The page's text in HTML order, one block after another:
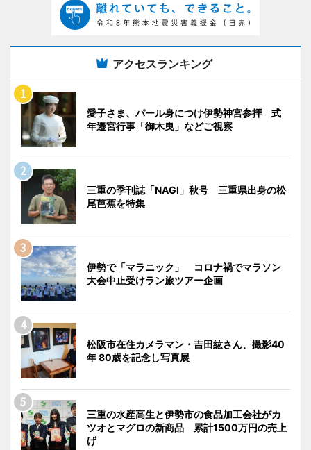
アクセスランキング
愛子さま、パール身につけ伊勢神宮参拝 式
年遷宮行事「御木曳」などご視察
三重の季刊誌「NAGI」秋号 三重県出身の松
尾芭蕉を特集
伊勢で「マラニック」 コロナ禍でマラソン
大会中止受けラン旅ツアー企画
松阪市在住カメラマン・吉田紘さん、撮影40
年 80歳を記念し写真展
三重の水産高生と伊勢市の食品加工会社がカ
ツオとマグロの新商品 累計1500万円の売上
げ